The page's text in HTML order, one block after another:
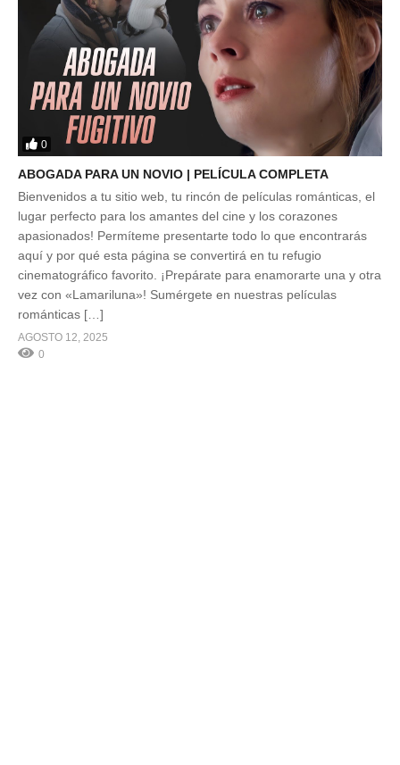
0
ABOGADA PARA UN NOVIO | PELÍCULA COMPLETA
Bienvenidos a tu sitio web, tu rincón de películas románticas, el
lugar perfecto para los amantes del cine y los corazones
apasionados! Permíteme presentarte todo lo que encontrarás
aquí y por qué esta página se convertirá en tu refugio
cinematográfico favorito. ¡Prepárate para enamorarte una y otra
vez con «Lamariluna»! Sumérgete en nuestras películas
románticas […]
AGOSTO 12, 2025
0